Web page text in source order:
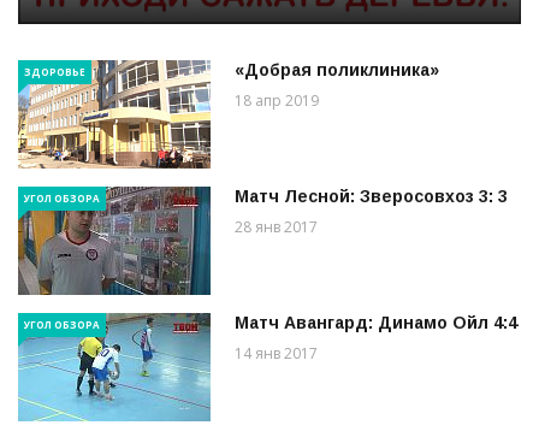
ЗДОРОВЬЕ «Добрая поликлиника»
18 апр 2019
УГОЛ ОБЗОРА Матч Лесной: Зверосовхоз 3: 3
28 янв 2017
УГОЛ ОБЗОРА Матч Авангард: Динамо Ойл 4:4
14 янв 2017